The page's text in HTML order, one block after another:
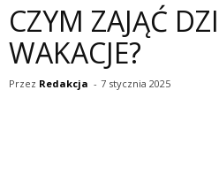
CZYM ZAJĄĆ
WAKACJE?
Przez Redakcja - 7 stycznia 2025